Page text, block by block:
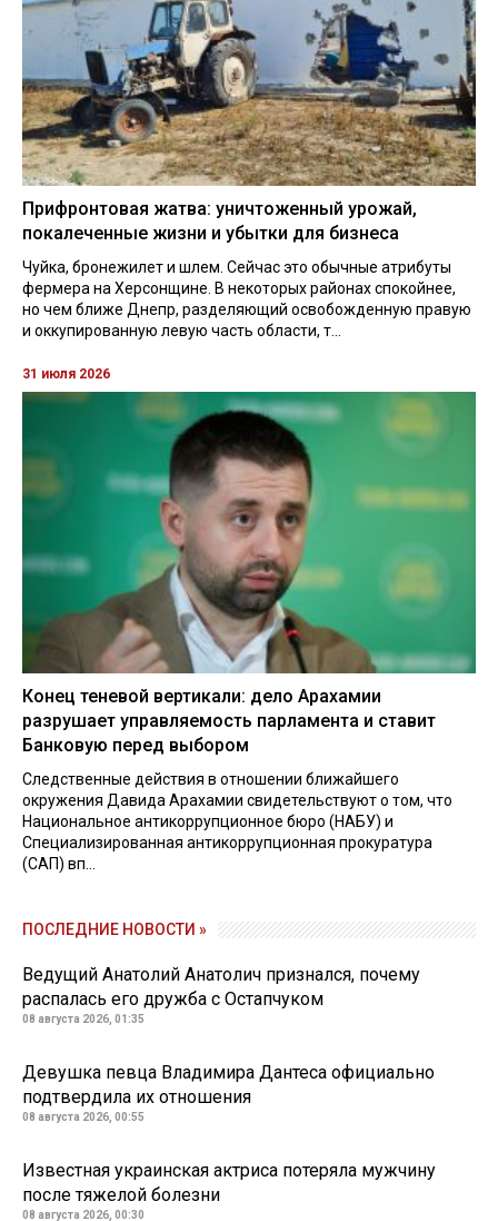
Прифронтовая жатва: уничтоженный урожай,
покалеченные жизни и убытки для бизнеса
Чуйка, бронежилет и шлем. Сейчас это обычные атрибуты
фермера на Херсонщине. В некоторых районах спокойнее,
но чем ближе Днепр, разделяющий освобожденную правую
и оккупированную левую часть области, т...
31 июля 2026
Конец теневой вертикали: дело Арахамии
разрушает управляемость парламента и ставит
Банковую перед выбором
Следственные действия в отношении ближайшего
окружения Давида Арахамии свидетельствуют о том, что
Национальное антикоррупционное бюро (НАБУ) и
Специализированная антикоррупционная прокуратура
(САП) вп...
ПОСЛЕДНИЕ НОВОСТИ »
Ведущий Анатолий Анатолич признался, почему
распалась его дружба с Остапчуком
08 августа 2026, 01:35
Девушка певца Владимира Дантеса официально
подтвердила их отношения
08 августа 2026, 00:55
Известная украинская актриса потеряла мужчину
после тяжелой болезни
08 августа 2026, 00:30